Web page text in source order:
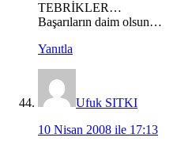
TEBRİKLER…
Başarıların daim olsun…
Yanıtla
Ufuk SITKI
10 Nisan 2008 ile 17:13